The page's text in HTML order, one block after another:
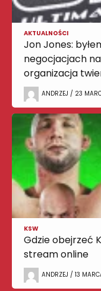
AKTUALNOŚCI
Jon Jones:
negocjacjach na
organizacja
ANDRZEJ / 23
KSW
Gdzie obejrzeć
stream online
ANDRZEJ / 13